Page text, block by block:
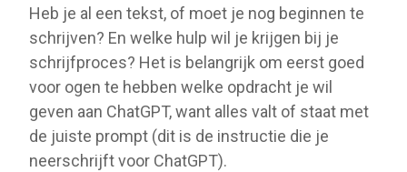
Heb je al een tekst, of moet je nog beginnen te
schrijven? En welke hulp wil je krijgen bij je
schrijfproces? Het is belangrijk om eerst goed
voor ogen te hebben welke opdracht je wil
geven aan ChatGPT, want alles valt of staat met
de juiste prompt (dit is de instructie die je
neerschrijft voor ChatGPT).